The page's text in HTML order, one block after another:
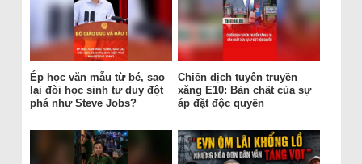
Ép học văn mẫu từ bé, sao
lại đòi học sinh tư duy đột
phá như Steve Jobs?
Chiến dịch tuyên truyền
xăng E10: Bản chất của sự
áp đặt độc quyền